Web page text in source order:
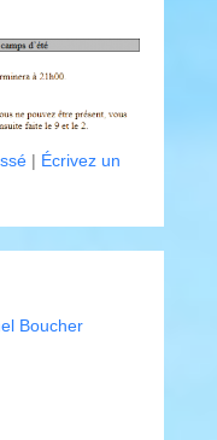
| Écrivez un
Boucher